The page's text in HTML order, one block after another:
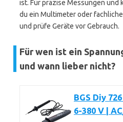
ist. Für präzise Messungen und
du ein Multimeter oder
und prüfe Geräte vor Gebrauch.
Für wen ist ein
und wann lieber nicht?
BGS Diy
6-380 V |